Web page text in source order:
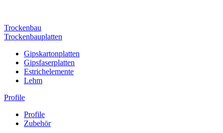
Trockenbau
Trockenbauplatten
Gipskartonplatten
Gipsfaserplatten
Estrichelemente
Lehm
Profile
Profile
Zubehör